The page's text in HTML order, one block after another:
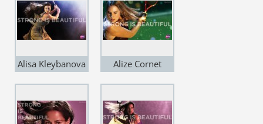
Alisa Kleybanova Alize Cornet